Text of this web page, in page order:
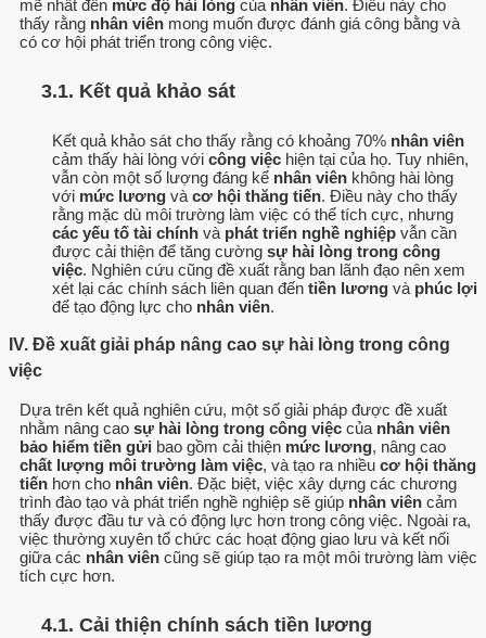
mẽ nhất đến mức độ hài lòng của nhân viên. Điều này cho
thấy rằng nhân viên mong muốn được đánh giá công bằng và
có cơ hội phát triển trong công việc.
3.1. Kết quả khảo sát
Kết quả khảo sát cho thấy rằng có khoảng 70% nhân viên
cảm thấy hài lòng với công việc hiện tại của họ. Tuy nhiên,
vẫn còn một số lượng đáng kể nhân viên không hài lòng
với mức lương và cơ hội thăng tiến. Điều này cho thấy
rằng mặc dù môi trường làm việc có thể tích cực, nhưng
các yếu tố tài chính và phát triển nghề nghiệp vẫn cần
được cải thiện để tăng cường sự hài lòng trong công
việc. Nghiên cứu cũng đề xuất rằng ban lãnh đạo nên xem
xét lại các chính sách liên quan đến tiền lương và phúc lợi
để tạo động lực cho nhân viên.
IV. Đề xuất giải pháp nâng cao sự hài lòng trong công
việc
Dựa trên kết quả nghiên cứu, một số giải pháp được đề xuất
nhằm nâng cao sự hài lòng trong công việc của nhân viên
bảo hiểm tiền gửi bao gồm cải thiện mức lương, nâng cao
chất lượng môi trường làm việc, và tạo ra nhiều cơ hội thăng
tiến hơn cho nhân viên. Đặc biệt, việc xây dựng các chương
trình đào tạo và phát triển nghề nghiệp sẽ giúp nhân viên cảm
thấy được đầu tư và có động lực hơn trong công việc. Ngoài ra,
việc thường xuyên tổ chức các hoạt động giao lưu và kết nối
giữa các nhân viên cũng sẽ giúp tạo ra một môi trường làm việc
tích cực hơn.
4.1. Cải thiện chính sách tiền lương